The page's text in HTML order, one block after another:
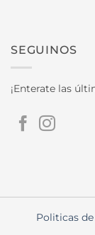
SEGUINOS
¡Enterate las
Politicas